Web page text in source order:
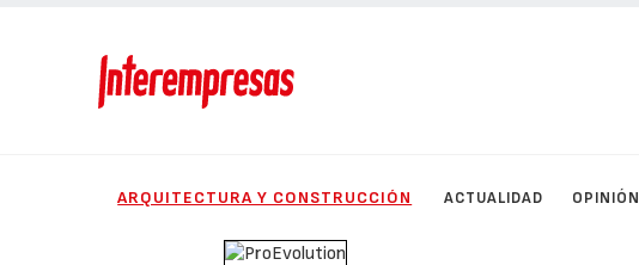
ARQUITECTURA Y CONSTRUCCIÓN ACTUALIDAD OPINIÓN